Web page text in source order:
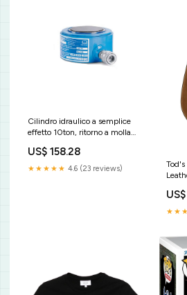
Cilindro idraulico a semplice
effetto 10ton, ritorno a molla
Cassettiere-per-banchi-da-
lavoro
US$ 158.28
★★★★★ 4.6 (23 reviews)